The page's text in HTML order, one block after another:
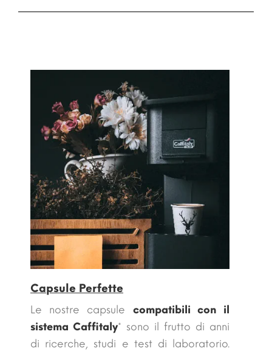
Capsule Perfette
Le nostre capsule compatibili con il
sistema Caffitaly* sono il frutto di anni
di ricerche, studi e test di laboratorio.